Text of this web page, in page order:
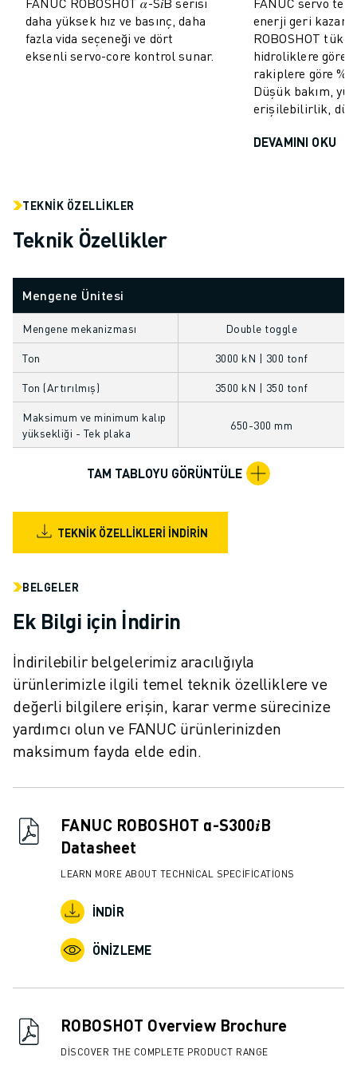
MALZEME TAŞIMA
BOYAMA
PALETLEME
FANUC PLANS
UZAKTAN TEKNIK DESTEK
YENILEME
DIJITAL SERVIS ARAÇLARI
İNDIRME MERKEZI » MYFANUC
EĞITIM VE ÖĞRETIM
FANUC AKADEMI
ENDÜSTRILER IÇIN ÇÖZÜMLER
EĞITIM IÇIN ÇÖZÜMLER
WORLDSKILLS & GENÇ YETENEKLER
HABERLER & MEDYA
HABERLER & MEDYA
EĞITIM ETKINLIKLERI
FANUC HAKKINDA
FANUC HAKKINDA
LOKASYONLARIMIZ
SÜRDÜRÜLEBILIRLIK
KARIYER
FANUC ILE GELECEĞINIZI ŞEKILLENDIRIN
BIZE KATILIN » KARIYER PORTALI
İLETIŞIM
LOKASYONLAR
KÜNYE
daha yüksek hız ve basınç, daha
fazla vida seçeneği ve dört
eksenli servo-core kontrol sunar.
enerji geri
ROBOSHOT
hidroliklere göre
rakiplere göre
Düşük bakım,
erişilebilirlik,
DEVAMINI OKU
TEKNIK ÖZELLIKLER
Teknik Özellikler
Mengene Ünitesi
Mengene mekanizması Double toggle
Ton 3000 kN | 300 tonf
Ton (Artırılmış) 3500 kN | 350 tonf
Maksimum ve minimum kalıp
yüksekliği - Tek plaka
650-300 mm
TAM TABLOYU GÖRÜNTÜLE
TEKNIK ÖZELLIKLERI İNDIRIN
BELGELER
Ek Bilgi için İndirin
İndirilebilir belgelerimiz aracılığıyla
ürünlerimizle ilgili temel teknik özelliklere ve
değerli bilgilere erişin, karar verme sürecinize
yardımcı olun ve FANUC ürünlerinizden
maksimum fayda elde edin.
FANUC ROBOSHOT α-S300𝑖B
Datasheet
LEARN MORE ABOUT TECHNICAL SPECIFICATIONS
İNDIR
ÖNIZLEME
ROBOSHOT Overview Brochure
DISCOVER THE COMPLETE PRODUCT RANGE